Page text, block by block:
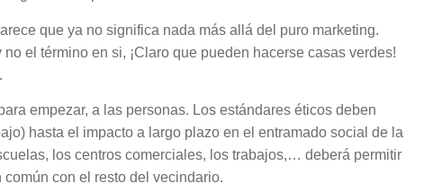
que ya no significa nada más allá del puro marketing.
el término en si, ¡Claro que pueden hacerse casas verdes!
empezar, a las personas. Los estándares éticos deben
hasta el impacto a largo plazo en el entramado social de la
los centros comerciales, los trabajos,… deberá permitir
con el resto del vecindario.